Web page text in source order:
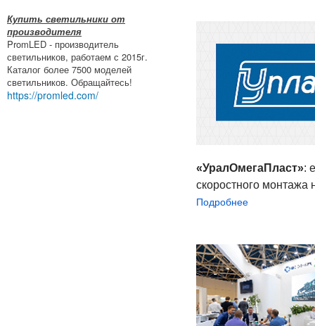
Купить светильники от
производителя
PromLED - производитель
светильников, работаем с 2015г.
Каталог более 7500 моделей
светильников. Обращайтесь!
https://promled.com/
«УралОмегаПласт»:
скоростного монтажа
Подробнее